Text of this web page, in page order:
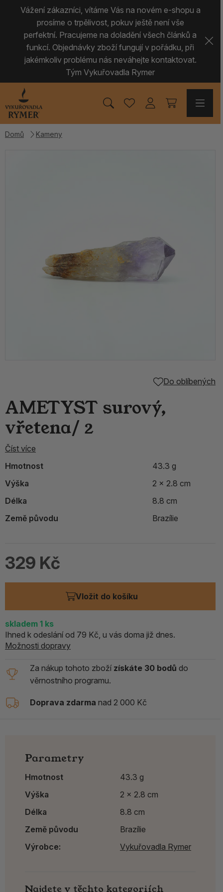
Vážení zákazníci, vítáme Vás na novém e-shopu a
prosíme o trpělivost, pokuv ještě není vše
perfektní. Pracujeme na doladění všech článků a
funkcí. Objednávky zboží fungují v pořádku, při
jakémkoliv problému nás neváhejte kontaktovat.
Tým Vykuřovadla Rymer
Domů Kameny
Do oblíbených
AMETYST surový,
vřetena/ 2
Číst více
Hmotnost
43.3 g
Výška
2 x 2.8 cm
Délka
8.8 cm
Země původu
Brazílie
329 Kč
Vložit do košíku
skladem 1 ks
Ihned k odeslání od 79 Kč, u vás doma již dnes.
Možnosti dopravy
Za nákup tohoto zboží získáte 30 bodů do
věrnostního programu.
Doprava zdarma nad 2 000 Kč
Parametry
Hmotnost
43.3 g
Výška
2 x 2.8 cm
Délka
8.8 cm
Země původu
Brazílie
Výrobce:
Vykuřovadla Rymer
Najdete v těchto kategoriích